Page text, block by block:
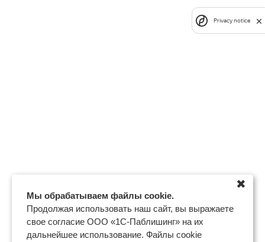
Мы обрабатываем файлы cookie.
Продолжая использовать наш сайт, вы выражаете
свое согласие ООО «1С-Паблишинг» на их
дальнейшее использование. Файлы cookie
✖
Privacy notice